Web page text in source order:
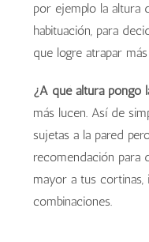
por ejemplo la altura
habituación, para
que logre atrapar
¿A qué altura pongo
más lucen. Así de
sujetas a la pared
recomendación para
mayor a tus cortinas,
combinaciones.